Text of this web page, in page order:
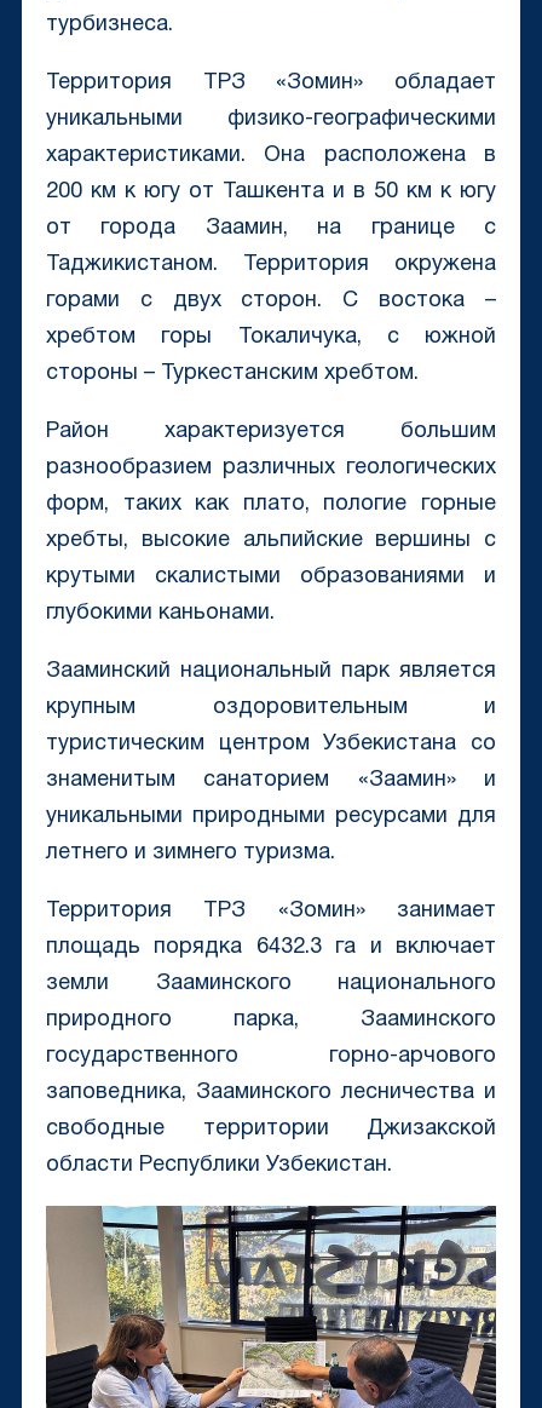
турбизнеса.
Территория ТРЗ «Зомин» обладает
уникальными физико-географическими
характеристиками. Она расположена в
200 км к югу от Ташкента и в 50 км к югу
от города Заамин, на границе с
Таджикистаном. Территория окружена
горами с двух сторон. С востока –
хребтом горы Токаличука, с южной
стороны – Туркестанским хребтом.
Район характеризуется большим
разнообразием различных геологических
форм, таких как плато, пологие горные
хребты, высокие альпийские вершины с
крутыми скалистыми образованиями и
глубокими каньонами.
Зааминский национальный парк является
крупным оздоровительным и
туристическим центром Узбекистана со
знаменитым санаторием «Заамин» и
уникальными природными ресурсами для
летнего и зимнего туризма.
Территория ТРЗ «Зомин» занимает
площадь порядка 6432.3 га и включает
земли Зааминского национального
природного парка, Зааминского
государственного горно-арчового
заповедника, Зааминского лесничества и
свободные территории Джизакской
области Республики Узбекистан.